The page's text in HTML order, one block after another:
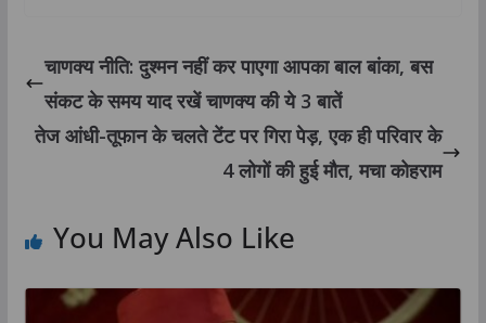
चाणक्‍य नीति: दुश्‍मन नहीं कर पाएगा आपका बाल बांका, बस
संकट के समय याद रखें चाणक्य की ये 3 बातें
तेज आंधी-तूफान के चलते टेंट पर गिरा पेड़, एक ही परिवार के
4 लोगों की हुई मौत, मचा कोहराम
You May Also Like